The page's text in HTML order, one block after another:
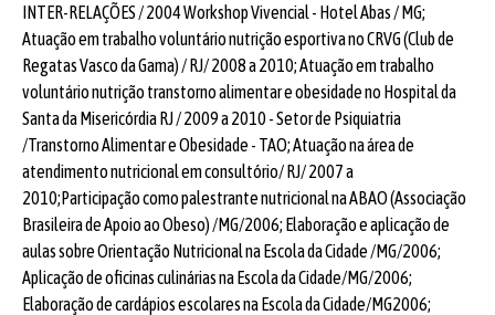
INTER-RELAÇÕES / 2004 Workshop Vivencial - Hotel Abas / MG;
Atuação em trabalho voluntário nutrição esportiva no CRVG (Club de
Regatas Vasco da Gama) / RJ/ 2008 a 2010; Atuação em trabalho
voluntário nutrição transtorno alimentar e obesidade no Hospital da
Santa da Misericórdia RJ / 2009 a 2010 - Setor de Psiquiatria
/Transtorno Alimentar e Obesidade - TAO; Atuação na área de
atendimento nutricional em consultório/ RJ/ 2007 a
2010;Participação como palestrante nutricional na ABAO (Associação
Brasileira de Apoio ao Obeso) /MG/2006; Elaboração e aplicação de
aulas sobre Orientação Nutricional na Escola da Cidade /MG/2006;
Aplicação de oficinas culinárias na Escola da Cidade/MG/2006;
Elaboração de cardápios escolares na Escola da Cidade/MG2006;